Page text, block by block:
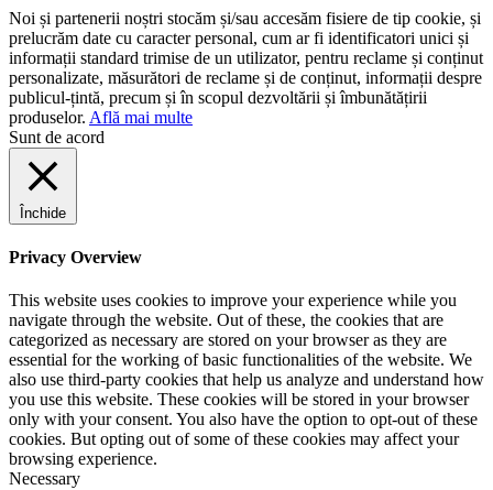
Noi și partenerii noștri stocăm și/sau accesăm fisiere de tip cookie, și
prelucrăm date cu caracter personal, cum ar fi identificatori unici și
informații standard trimise de un utilizator, pentru reclame și conținut
personalizate, măsurători de reclame și de conținut, informații despre
publicul-țintă, precum și în scopul dezvoltării și îmbunătățirii
produselor. Află mai multe
Sunt de acord
Închide
Privacy Overview
This website uses cookies to improve your experience while you
navigate through the website. Out of these, the cookies that are
categorized as necessary are stored on your browser as they are
essential for the working of basic functionalities of the website. We
also use third-party cookies that help us analyze and understand how
you use this website. These cookies will be stored in your browser
only with your consent. You also have the option to opt-out of these
cookies. But opting out of some of these cookies may affect your
browsing experience.
Necessary